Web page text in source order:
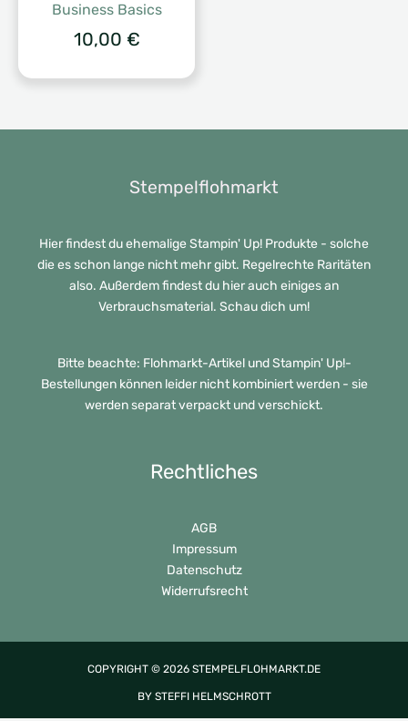
Business Basics
10,00 €
Stempelflohmarkt
Hier findest du ehemalige Stampin' Up! Produkte - solche
die es schon lange nicht mehr gibt. Regelrechte Raritäten
also. Außerdem findest du hier auch einiges an
Verbrauchsmaterial. Schau dich um!
Bitte beachte: Flohmarkt-Artikel und Stampin' Up!-
Bestellungen können leider nicht kombiniert werden - sie
werden separat verpackt und verschickt.
Rechtliches
AGB
Impressum
Datenschutz
Widerrufsrecht
COPYRIGHT © 2026 STEMPELFLOHMARKT.DE
BY STEFFI HELMSCHROTT